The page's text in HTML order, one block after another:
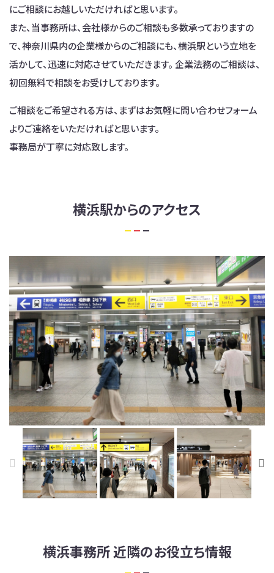
にご相談にお越しいただければと思います。
また、当事務所は、会社様からのご相談も多数承っておりますの
で、神奈川県内の企業様からのご相談にも、横浜駅という立地を
活かして、迅速に対応させていただきます。 企業法務のご相談は、
初回無料で相談をお受けしております。
ご相談をご希望される方は、まずはお気軽に問い合わせフォーム
よりご連絡をいただければと思います。
事務局が丁寧に対応致します。
横浜駅からのアクセス
①横浜駅改札を出て西口方面に進みます。
経路① 経路② 経路③
横浜事務所 近隣のお役立ち情報